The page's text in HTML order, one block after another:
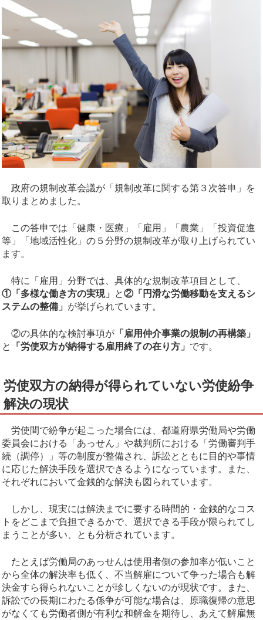
政府の規制改革会議が「規制改革に関する第３次答申」を
取りまとめました。
この答申では「健康・医療」「雇用」「農業」「投資促進
等」「地域活性化」の５分野の規制改革が取り上げられてい
ます。
特に「雇用」分野では、具体的な規制改革項目として、
①「多様な働き方の実現」
と②「円滑な労働移動を支えるシ
ステムの整備」 が挙げられています。
②の具体的な検討事項が 「雇用仲介事業の規制の再構築」
と
「労使双方が納得する雇用終了の在り方」 です。
労使双方の納得が得られていない労使紛争
解決の現状
労使間で紛争が起こった場合には、都道府県労働局や労働
委員会における「あっせん」や裁判所における「労働審判手
続（調停）」等の制度が整備され、訴訟とともに目的や事情
に応じた解決手段を選択できるようになっています。また、
それぞれにおいて金銭的な解決も図られています。
しかし、現実には解決までに要する時間的・金銭的なコス
トをどこまで負担できるかで、選択できる手段が限られてし
まうことが多い、とも分析されています。
たとえば労働局のあっせんは使用者側の参加率が低いこと
から全体の解決率も低く、不当解雇について争った場合も解
決金すら得られないことが珍しくないのが現状です。また、
訴訟での長期にわたる係争が可能な場合は、原職復帰の意思
がなくても労働者側が有利な和解金を期待し、あえて解雇無